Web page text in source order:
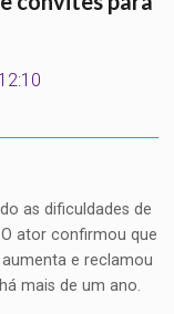
12:10
as dificuldades de
ator confirmou que
e reclamou
mais de um ano.